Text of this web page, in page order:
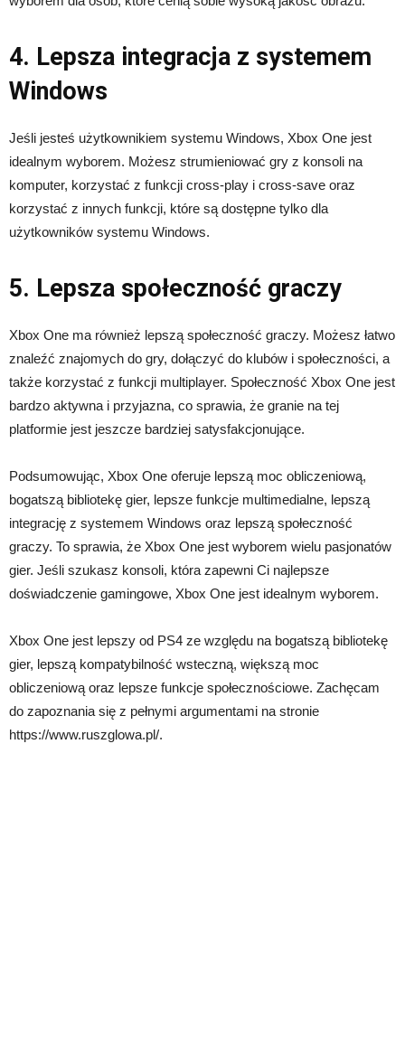
4. Lepsza integracja z systemem
Windows
Jeśli jesteś użytkownikiem systemu Windows, Xbox One jest
idealnym wyborem. Możesz strumieniować gry z konsoli na
komputer, korzystać z funkcji cross-play i cross-save oraz
korzystać z innych funkcji, które są dostępne tylko dla
użytkowników systemu Windows.
5. Lepsza społeczność graczy
Xbox One ma również lepszą społeczność graczy. Możesz łatwo
znaleźć znajomych do gry, dołączyć do klubów i społeczności, a
także korzystać z funkcji multiplayer. Społeczność Xbox One jest
bardzo aktywna i przyjazna, co sprawia, że granie na tej
platformie jest jeszcze bardziej satysfakcjonujące.
Podsumowując, Xbox One oferuje lepszą moc obliczeniową,
bogatszą bibliotekę gier, lepsze funkcje multimedialne, lepszą
integrację z systemem Windows oraz lepszą społeczność
graczy. To sprawia, że Xbox One jest wyborem wielu pasjonatów
gier. Jeśli szukasz konsoli, która zapewni Ci najlepsze
doświadczenie gamingowe, Xbox One jest idealnym wyborem.
Xbox One jest lepszy od PS4 ze względu na bogatszą bibliotekę
gier, lepszą kompatybilność wsteczną, większą moc
obliczeniową oraz lepsze funkcje społecznościowe. Zachęcam
do zapoznania się z pełnymi argumentami na stronie
https://www.ruszglowa.pl/.